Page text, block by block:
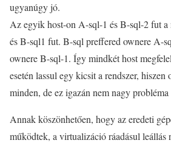
ugyanúgy jó.
Az egyik host-on A-sql-1 és B-sql-2 fut
és B-sql1 fut. B-sql preffered ownere A-
ownere B-sql-1. Így mindkét host
esetén lassul egy kicsit a rendszer,
minden, de ez igazán nem nagy probléma
Annak köszönhetően, hogy az eredeti
működtek, a virtualizáció ráadásul leállás